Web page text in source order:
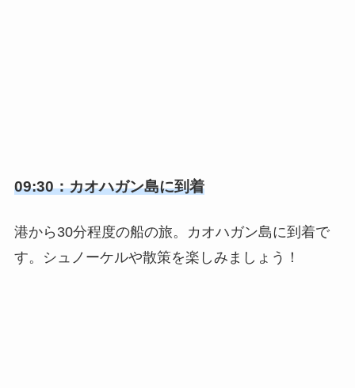
09:30：カオハガン島に到着
港から30分程度の船の旅。カオハガン島に到着で
す。シュノーケルや散策を楽しみましょう！